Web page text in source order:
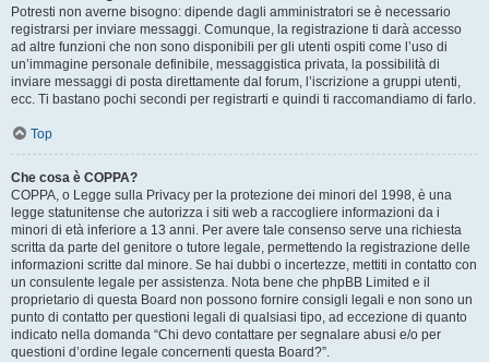
Potresti non averne bisogno: dipende dagli amministratori se è necessario
registrarsi per inviare messaggi. Comunque, la registrazione ti darà accesso
ad altre funzioni che non sono disponibili per gli utenti ospiti come l’uso di
un’immagine personale definibile, messaggistica privata, la possibilità di
inviare messaggi di posta direttamente dal forum, l’iscrizione a gruppi utenti,
ecc. Ti bastano pochi secondi per registrarti e quindi ti raccomandiamo di farlo.
Top
Che cosa è COPPA?
COPPA, o Legge sulla Privacy per la protezione dei minori del 1998, è una
legge statunitense che autorizza i siti web a raccogliere informazioni da i
minori di età inferiore a 13 anni. Per avere tale consenso serve una richiesta
scritta da parte del genitore o tutore legale, permettendo la registrazione delle
informazioni scritte dal minore. Se hai dubbi o incertezze, mettiti in contatto con
un consulente legale per assistenza. Nota bene che phpBB Limited e il
proprietario di questa Board non possono fornire consigli legali e non sono un
punto di contatto per questioni legali di qualsiasi tipo, ad eccezione di quanto
indicato nella domanda “Chi devo contattare per segnalare abusi e/o per
questioni d’ordine legale concernenti questa Board?”.